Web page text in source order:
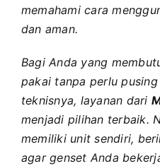
memahami cara
dan aman.
Bagi Anda yang
pakai tanpa perlu
teknisnya, layanan dari
menjadi pilihan terbaik.
memiliki unit sendiri,
agar genset Anda